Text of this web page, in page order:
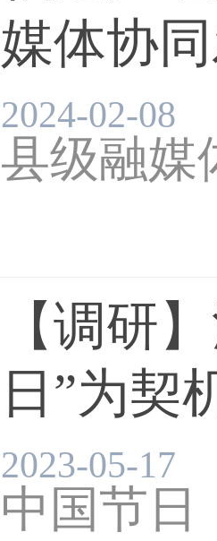
媒体融合
河北省
媒体协
传播...
2024-02-08
县级融媒
福建广电
【调研
日”为契
运...
2023-05-17
中国节日